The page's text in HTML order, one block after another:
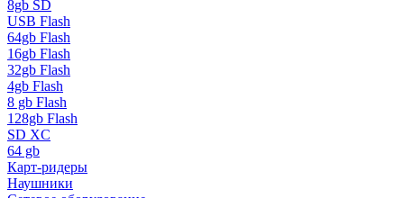
8gb SD
USB Flash
64gb Flash
16gb Flash
32gb Flash
4gb Flash
8 gb Flash
128gb Flash
SD XC
64 gb
Карт-ридеры
Наушники